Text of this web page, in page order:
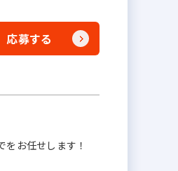
応募する
お任せします！